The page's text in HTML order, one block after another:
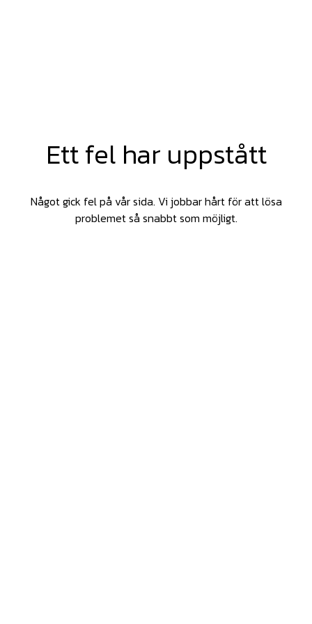
Ett fel har uppstått
Något gick fel på vår sida. Vi jobbar hårt för att lösa
problemet så snabbt som möjligt.